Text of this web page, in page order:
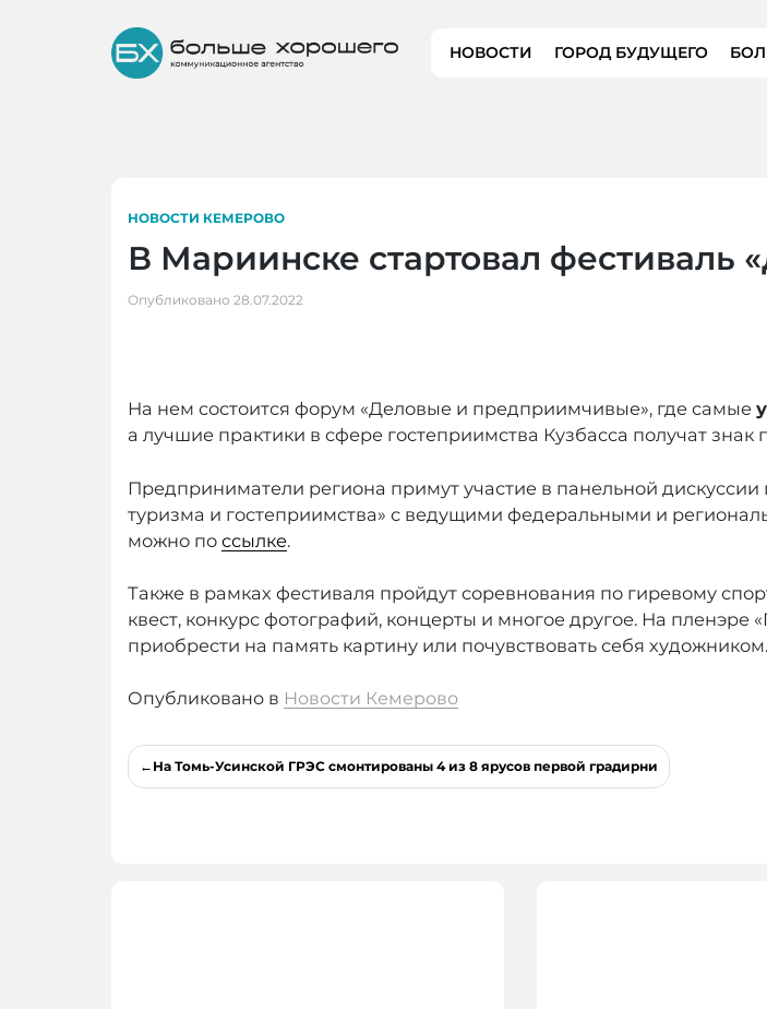
НОВОСТИ ГОРОД БУДУЩЕГО
НОВОСТИ КЕМЕРОВО
В Мариинске стартовал фестиваль
Опубликовано 28.07.2022
На нем состоится форум «Деловые и предприимчивые», где самые
а лучшие практики в сфере гостеприимства Кузбасса получат знак
Предприниматели региона примут участие в панельной
туризма и гостеприимства» с ведущими федеральными и
можно по ссылке.
Также в рамках фестиваля пройдут соревнования по гиревому
квест, конкурс фотографий, концерты и многое другое. На пленэре
приобрести на память картину или почувствовать себя
Опубликовано в Новости Кемерово
Навигация
по
На Томь-Усинской ГРЭС смонтированы 4 из 8 ярусов первой градирни